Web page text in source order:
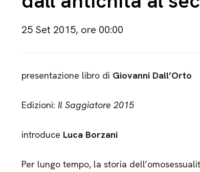
25 Set 2015, ore 00:00
presentazione libro di Giovanni Dall’Orto
Edizioni: Il Saggiatore 2015
introduce Luca Borzani
Per lungo tempo, la storia